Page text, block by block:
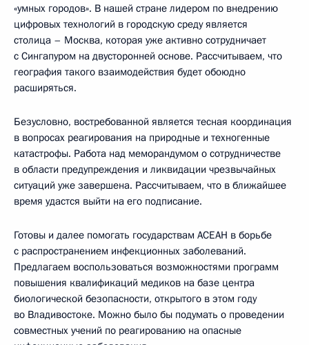
«умных городов». В нашей стране лидером по внедрению
цифровых технологий в городскую среду является
столица – Москва, которая уже активно сотрудничает
с Сингапуром на двусторонней основе. Рассчитываем, что
география такого взаимодействия будет обоюдно
расширяться.
Безусловно, востребованной является тесная координация
в вопросах реагирования на природные и техногенные
катастрофы. Работа над меморандумом о сотрудничестве
в области предупреждения и ликвидации чрезвычайных
ситуаций уже завершена. Рассчитываем, что в ближайшее
время удастся выйти на его подписание.
Готовы и далее помогать государствам АСЕАН в борьбе
с распространением инфекционных заболеваний.
Предлагаем воспользоваться возможностями программ
повышения квалификаций медиков на базе центра
биологической безопасности, открытого в этом году
во Владивостоке. Можно было бы подумать о проведении
совместных учений по реагированию на опасные